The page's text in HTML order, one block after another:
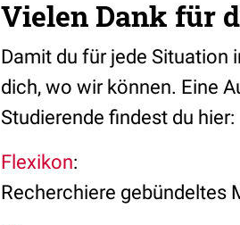
Vielen Dank für
Damit du für jede Situation
dich, wo wir können. Eine
Studierende findest du hier:
Flexikon:
Recherchiere gebündeltes